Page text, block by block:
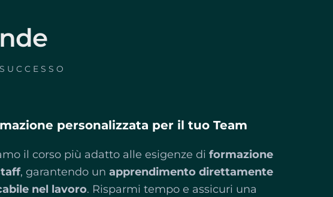
personalizzata per il tuo Team
il corso più adatto alle esigenze diformazione
, garantendo un apprendimento direttamente
nel lavoro. Risparmi tempo e assicuri una